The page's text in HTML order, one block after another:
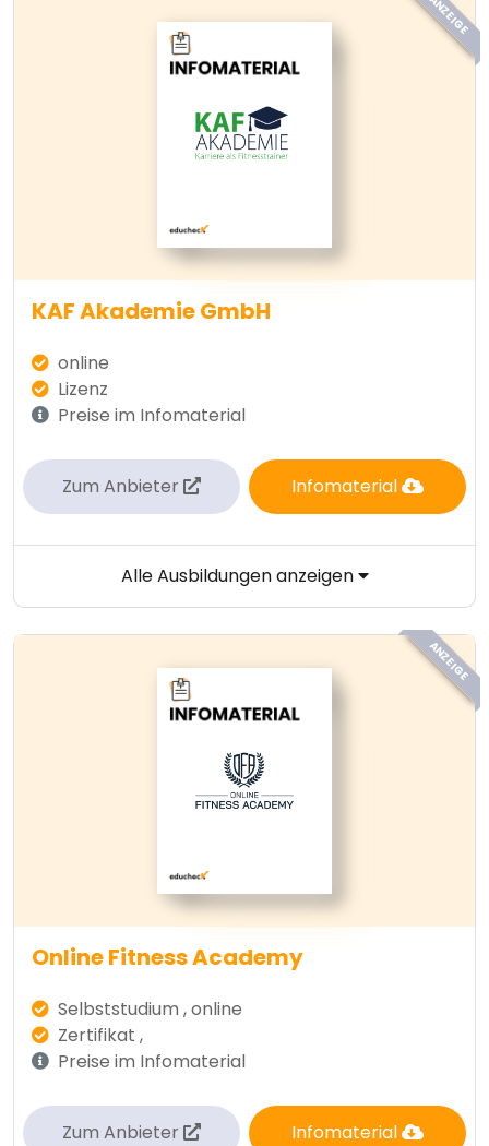
ANZEIGE
KAF Akademie GmbH
online
Lizenz
Preise im Infomaterial
Zum Anbieter Infomaterial
Alle Ausbildungen anzeigen
ANZEIGE
Online Fitness Academy
Selbststudium , online
Zertifikat ,
Preise im Infomaterial
Zum Anbieter Infomaterial